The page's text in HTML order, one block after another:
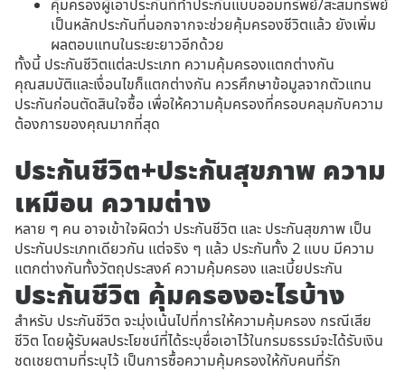
คุ้มครองผู้เอาประกันที่ทำประกันแบบออมทรัพย์/สะสมทรัพย์
เป็นหลักประกันที่นอกจากจะช่วยคุ้มครองชีวิตแล้ว ยังเพิ่ม
ผลตอบแทนในระยะยาวอีกด้วย
ทั้งนี้ ประกันชีวิตแต่ละประเภท ความคุ้มครองแตกต่างกัน
คุณสมบัติและเงื่อนไขก็แตกต่างกัน ควรศึกษาข้อมูลจากตัวแทน
ประกันก่อนตัดสินใจซื้อ เพื่อให้ความคุ้มครองที่ครอบคลุมกับความ
ต้องการของคุณมากที่สุด
ประกันชีวิต+ประกันสุขภาพ ความ
เหมือน ความต่าง
หลาย ๆ คน อาจเข้าใจผิดว่า ประกันชีวิต และ ประกันสุขภาพ เป็น
ประกันประเภทเดียวกัน แต่จริง ๆ แล้ว ประกันทั้ง 2 แบบ มีความ
แตกต่างกันทั้งวัตถุประสงค์ ความคุ้มครอง และเบี้ยประกัน
ประกันชีวิต คุ้มครองอะไรบ้าง
สำหรับ ประกันชีวิต จะมุ่งเน้นไปที่การให้ความคุ้มครอง กรณีเสีย
ชีวิต โดยผู้รับผลประโยชน์ที่ได้ระบุชื่อเอาไว้ในกรมธรรม์จะได้รับเงิน
ชดเชยตามที่ระบุไว้ เป็นการซื้อความคุ้มครองให้กับคนที่รัก